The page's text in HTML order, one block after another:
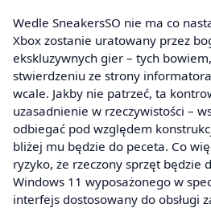
Wedle SneakersSO nie ma co
Xbox zostanie uratowany przez
ekskluzywnych gier – tych
stwierdzeniu ze strony
wcale. Jakby nie patrzeć, ta
uzasadnienie w rzeczywistości –
odbiegać pod względem
bliżej mu będzie do peceta. Co
ryzyko, że rzeczony sprzęt będzie
Windows 11 wyposażonego w
interfejs dostosowany do obsługi